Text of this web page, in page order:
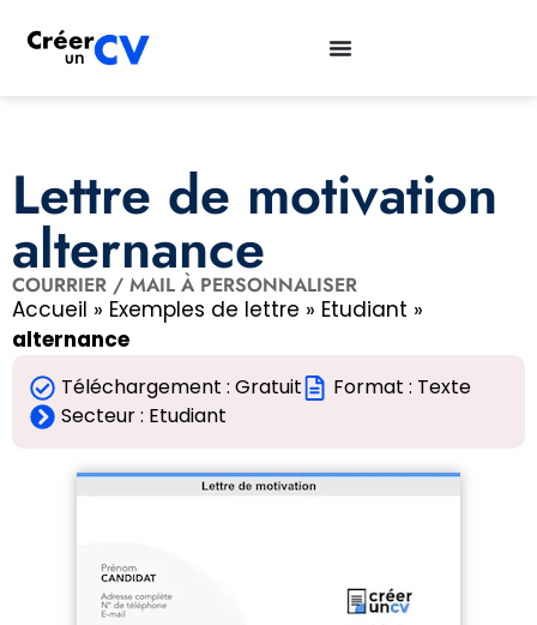
Lettre de motivation
alternance
COURRIER / MAIL À PERSONNALISER
Accueil » Exemples de lettre » Etudiant »
alternance
Téléchargement : Gratuit
Format : Texte
Secteur : Etudiant